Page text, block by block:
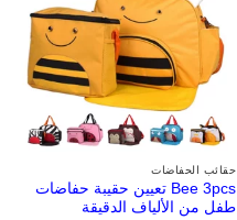
حقائب الحفاضات
Bee 3pcs تعيين حقيبة حفاضات
طفل من الألياف الدقيقة